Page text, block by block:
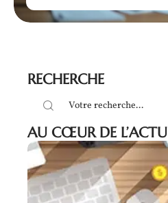
RECHERCHE
AU CŒUR DE L’ACTU